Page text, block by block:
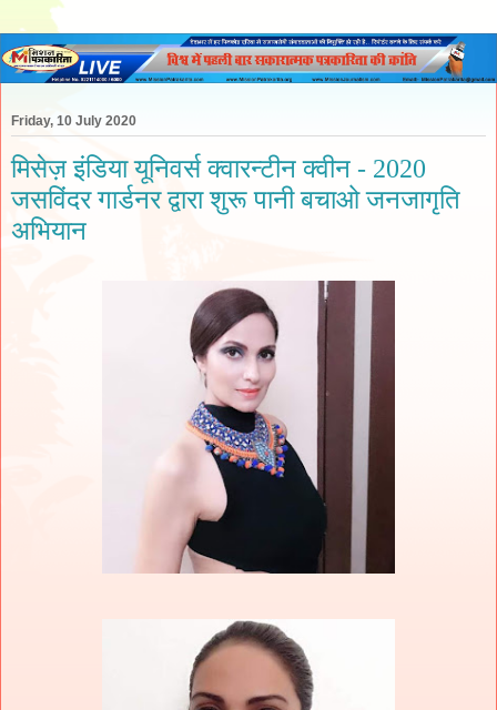
Friday, 10 July 2020
मिसेज़ इंडिया यूनिवर्स क्वारन्टीन क्वीन - 2020
जसविंदर गार्डनर द्वारा शुरू पानी बचाओ जनजागृति
अभियान